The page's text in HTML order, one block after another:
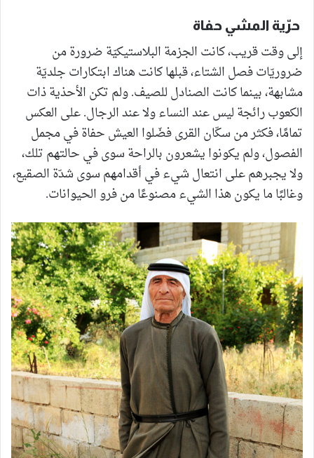
حرّية المشي حفاة
إلى وقت قريب، كانت الجزمة البلاستيكيّة ضرورة من
ضروريّات فصل الشتاء، قبلها كانت هناك ابتكارات جلديّة
مشابهة، بينما كانت الصنادل للصيف. ولم تكن الأحذية ذات
الكعوب رائجة ليس عند النساء ولا عند الرجال. على العكس
تمامًا، فكثر من سكّان القرى فضّلوا العيش حفاة في مجمل
الفصول، ولم يكونوا يشعرون بالراحة سوى في حالتهم تلك،
ولا يجبرهم على انتعال شيء في أقدامهم سوى شدّة الصقيع،
وغالبًا ما يكون هذا الشيء مصنوعًا من فرو الحيوانات.